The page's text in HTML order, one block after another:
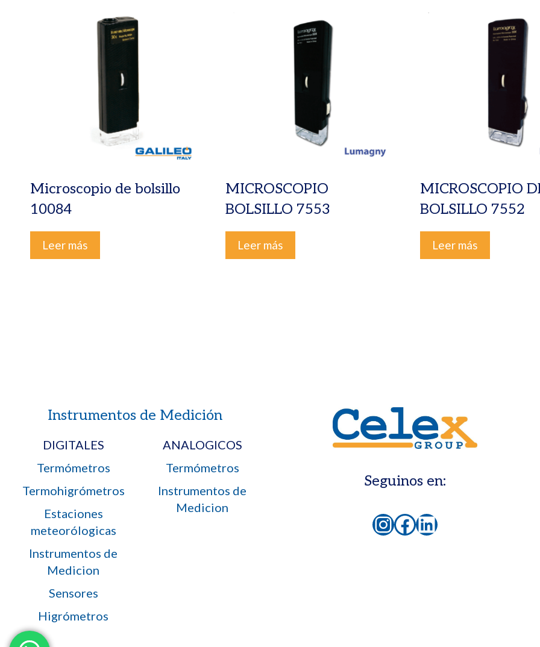
Microscopio de bolsillo
10084
Leer más
MICROSCOPIO
BOLSILLO 7553
Leer más
MICROSCOPIO
BOLSILLO 7552
Leer más
Instrumentos de Medición
DIGITALES
Termómetros
Termohigrómetros
Estaciones
meteorólogicas
Instrumentos de
Medicion
Sensores
Higrómetros
ANALOGICOS
Termómetros
Instrumentos de
Medicion
Seguinos en:
Instagram
Facebook
LinkedIn